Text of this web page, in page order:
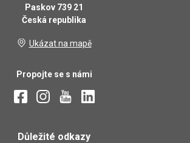
Paskov 739 21
Česká republika
Ukázat na mapě
Propojte se s námi
Důležité odkazy